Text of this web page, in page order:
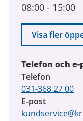
08:00 - 15:00
Visa fler
Telefon och e-
Telefon
031-368 27 00
E-post